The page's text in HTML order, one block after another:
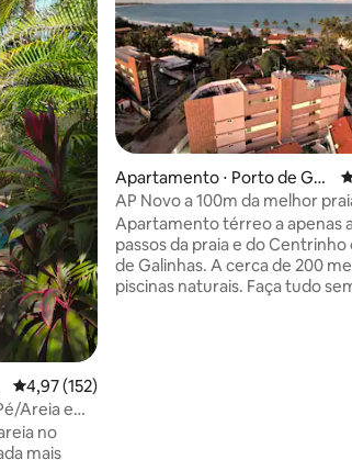
4,97 de uma avaliação média de 5, 152
4,97 (152)
Areia e
no
mais
Apartamento ⋅ Porto de Gali
nhas
AP Novo a 100m da melhor
quartos
Apartamento térreo a apenas
passos da praia e do
de Galinhas. A cerca de 200
piscinas naturais. Faça tudo